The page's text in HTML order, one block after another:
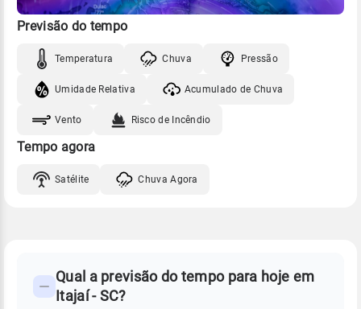
Previsão do tempo
Temperatura Chuva Pressão
Umidade Relativa Acumulado de Chuva
Vento Risco de Incêndio
Tempo agora
Satélite Chuva Agora
PREVISÃO
TEMPO
Perguntas
Qual a previsão do tempo para hoje em
Itajaí - SC?